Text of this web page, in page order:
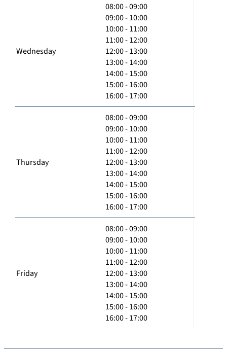
Wednesday
08:00 - 09:00
09:00 - 10:00
10:00 - 11:00
11:00 - 12:00
12:00 - 13:00
13:00 - 14:00
14:00 - 15:00
15:00 - 16:00
16:00 - 17:00
Thursday
08:00 - 09:00
09:00 - 10:00
10:00 - 11:00
11:00 - 12:00
12:00 - 13:00
13:00 - 14:00
14:00 - 15:00
15:00 - 16:00
16:00 - 17:00
Friday
08:00 - 09:00
09:00 - 10:00
10:00 - 11:00
11:00 - 12:00
12:00 - 13:00
13:00 - 14:00
14:00 - 15:00
15:00 - 16:00
16:00 - 17:00